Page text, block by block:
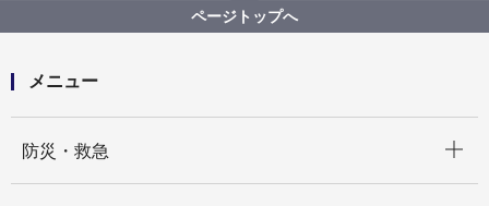
避難場所を確認しましょう
帰宅困難者対策について
ページトップへ
メニュー
防災・救急